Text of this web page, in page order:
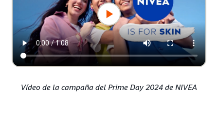
Vídeo de la campaña del Prime Day 2024 de NIVEA